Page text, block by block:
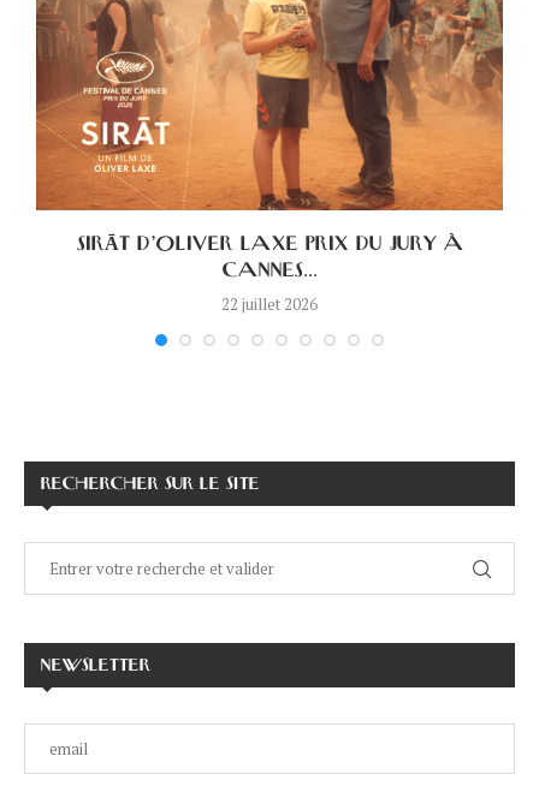
SIRĀT D’OLIVER LAXE PRIX DU JURY À
CANNES...
22 juillet 2026
RECHERCHER SUR LE SITE
NEWSLETTER